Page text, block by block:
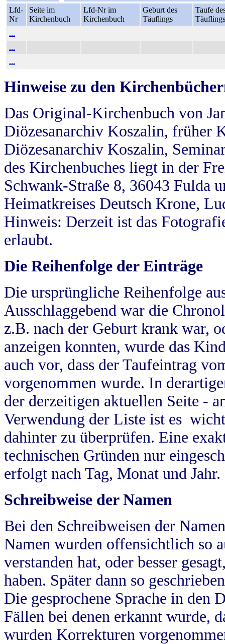
Lfd-
Nr
Seite im
Kirchenbuch
Lfd-Nr im
Kirchenbuch
Geburt des
Täuflings
Taufe
Täuflings
...
...
...
Hinweise zu den
Das Original-Kirchenbuch von
Diözesanarchiv Koszalin, früher
Diözesanarchiv Koszalin,
des Kirchenbuches liegt in der
Schwank-Straße 8, 36043 Fulda
Heimatkreises Deutsch Krone,
Hinweis: Derzeit ist das
erlaubt.
Die Reihenfolge der Einträge
Die ursprüngliche Reihenfolge
Ausschlaggebend war die
z.B. nach der Geburt krank war,
anzeigen konnten, wurde das
auch vor, dass der Taufeintrag
vorgenommen wurde. In
der derzeitigen aktuellen Seite -
Verwendung der Liste ist es
dahinter zu überprüfen. Eine
technischen Gründen nur
erfolgt nach Tag, Monat und Jahr.
Schreibweise der Namen
Bei den Schreibweisen der
Namen wurden offensichtlich so
verstanden hat, oder besser
haben. Später dann so
Die gesprochene Sprache in
Fällen bei denen erkannt wurde,
wurden Korrekturen